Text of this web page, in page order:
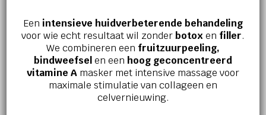
GEZICHTSVERZORGING
Total Moisture Daily Facial
56,00
GEZICHTSVERZORGING
H.E.O mask
€68,00
Een intensieve huidverbeterende behandeling
voor wie echt resultaat wil zonderbotox en filler.
We combineren een fruitzuurpeeling,
bindweefselen een hoog geconcentreerd
vitamine A masker met intensive massage voor
maximale stimulatie van collageen en
celvernieuwing.